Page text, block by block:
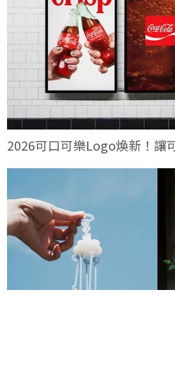
2026可口可樂Logo煥新！讓